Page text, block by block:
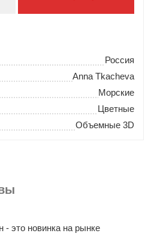
Россия
Anna Tkacheva
Морские
Цветные
Объемные 3D
это новинка на рынке